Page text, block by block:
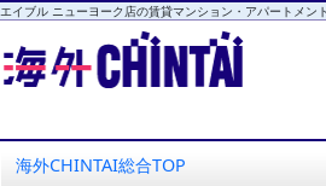
エイブル ニューヨーク店の賃貸マンション・アパートメ
海外CHINTAI総合TOP